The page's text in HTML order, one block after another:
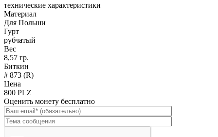
технические характеристики
Материал
Для Польши
Гурт
рубчатый
Вес
8,57 гр.
Биткин
# 873 (R)
Цена
800 PLZ
Оценить монету бесплатно